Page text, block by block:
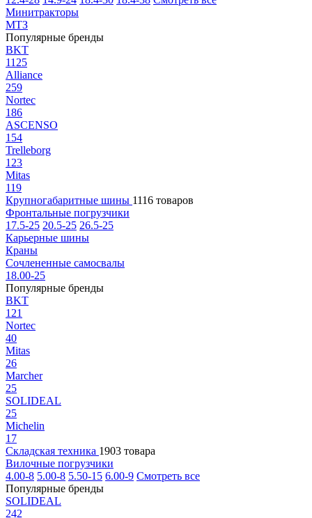
Минитракторы
МТЗ
Популярные бренды
BKT
1125
Alliance
259
Nortec
186
ASCENSO
154
Trelleborg
123
Mitas
119
Крупногабаритные шины 1116 товаров
Фронтальные погрузчики
17.5-25 20.5-25 26.5-25
Карьерные шины
Краны
Сочлененные самосвалы
18.00-25
Популярные бренды
BKT
121
Nortec
40
Mitas
26
Marcher
25
SOLIDEAL
25
Michelin
17
Складская техника 1903 товара
Вилочные погрузчики
4.00-8 5.00-8 5.50-15 6.00-9 Смотреть все
Популярные бренды
SOLIDEAL
242